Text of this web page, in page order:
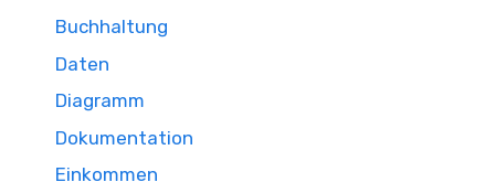
Buchhaltung
Daten
Diagramm
Dokumentation
Einkommen